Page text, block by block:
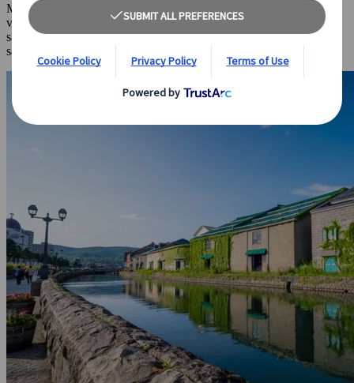
Mais ce n’est pas seulement pour sa fraîcheur que l’île attire les
voyageurs : entre paysages fascinants et spécialités estivales
savoureuses, Hokkaidō a bien des trésors à offrir pendant la belle
saison. Voici un aperçu de ce qui vous attend.